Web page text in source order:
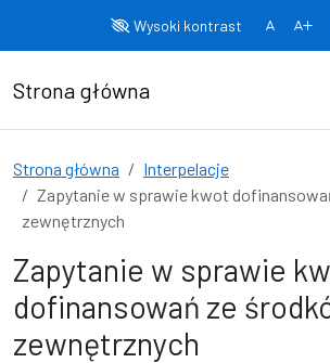
Wysoki kontrast
Strona główna
Strona główna
Interpelacje
Zapytanie w sprawie kwot
zewnętrznych
Zapytanie w sprawie
dofinansowań ze
zewnętrznych